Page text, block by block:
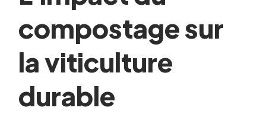
compostage sur
la viticulture
durable